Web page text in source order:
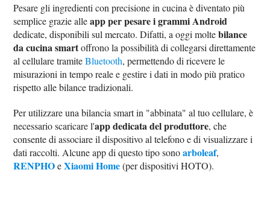
Pesare gli ingredienti con precisione in cucina è diventato più
semplice grazie alleapp per pesare i grammi Android
dedicate, disponibili sul mercato. Difatti, a oggi moltebilance
da cucina smartoffrono la possibilità di collegarsi direttamente
al cellulare tramiteBluetooth, permettendo di ricevere le
misurazioni in tempo reale e gestire i dati in modo più pratico
rispetto alle bilance tradizionali.
Per utilizzare una bilancia smart in "abbinata" al tuo cellulare, è
necessario scaricare l'app dedicata del produttore, che
consente di associare il dispositivo al telefono e di visualizzare i
dati raccolti. Alcune app di questo tipo sonoarboleaf,
RENPHOeXiaomi Home(per dispositivi HOTO).